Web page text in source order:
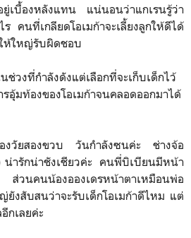
เบื้องหลังแทน แน่นอนว่าแกเรนรู้ว่า
คนที่เกลียดโอเมก้าจะเลี้ยงลูกให้ดีได้
ให้ใหญ่รับผิดชอบ
ช่วงที่กำลังดังแต่เลือกที่จะเก็บเด็กไว้
อุ้มท้องของโอเมก้าจนคลอดออกมาได้
องวัยสองขวบ วันกำลังซนค่ะ ช่างจ้อ
น่ารักน่าชังเชียวค่ะ คนพี่บิเบียนมีหน้า
ส่วนคนน้องอองเดรหน้าตาเหมือนพ่อ
งสับสนว่าจะรับเด็กโอเมก้าดีไหม แต่
กเลยค่ะ